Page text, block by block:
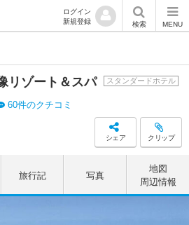
ログイン
新規登録
検索 MENU
リゾート＆スパ スタンダードホテル
60件のクチコミ
シェア クリップ
旅行記 写真
地図
周辺情報